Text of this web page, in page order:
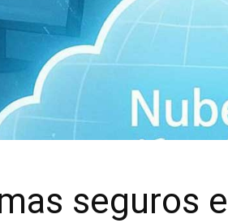
seguros